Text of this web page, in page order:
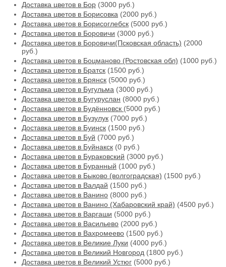
Доставка цветов в Бор (3000 руб.)
Доставка цветов в Борисовка (2000 руб.)
Доставка цветов в Борисоглебск (5000 руб.)
Доставка цветов в Боровичи (3000 руб.)
Доставка цветов в Боровичи(Псковская область) (2000
руб.)
Доставка цветов в Боцманово (Ростовская обл) (1000 руб.)
Доставка цветов в Братск (1500 руб.)
Доставка цветов в Брянск (5000 руб.)
Доставка цветов в Бугульма (3000 руб.)
Доставка цветов в Бугуруслан (8000 руб.)
Доставка цветов в Будённовск (5000 руб.)
Доставка цветов в Бузулук (7000 руб.)
Доставка цветов в Буинск (1500 руб.)
Доставка цветов в Буй (7000 руб.)
Доставка цветов в Буйнакск (0 руб.)
Доставка цветов в Бураковский (3000 руб.)
Доставка цветов в Буранный (1000 руб.)
Доставка цветов в Быково (волгоградская) (1500 руб.)
Доставка цветов в Валдай (1500 руб.)
Доставка цветов в Ванино (8000 руб.)
Доставка цветов в Ванино (Хабаровский край) (4500 руб.)
Доставка цветов в Варгаши (5000 руб.)
Доставка цветов в Васильево (2000 руб.)
Доставка цветов в Вахромеево (1500 руб.)
Доставка цветов в Великие Луки (4000 руб.)
Доставка цветов в Великий Новгород (1800 руб.)
Доставка цветов в Великий Устюг (5000 руб.)